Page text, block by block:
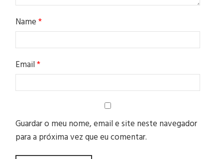
Name*
Email*
Guardar o meu nome, email e site neste navegador
para a próxima vez que eu comentar.